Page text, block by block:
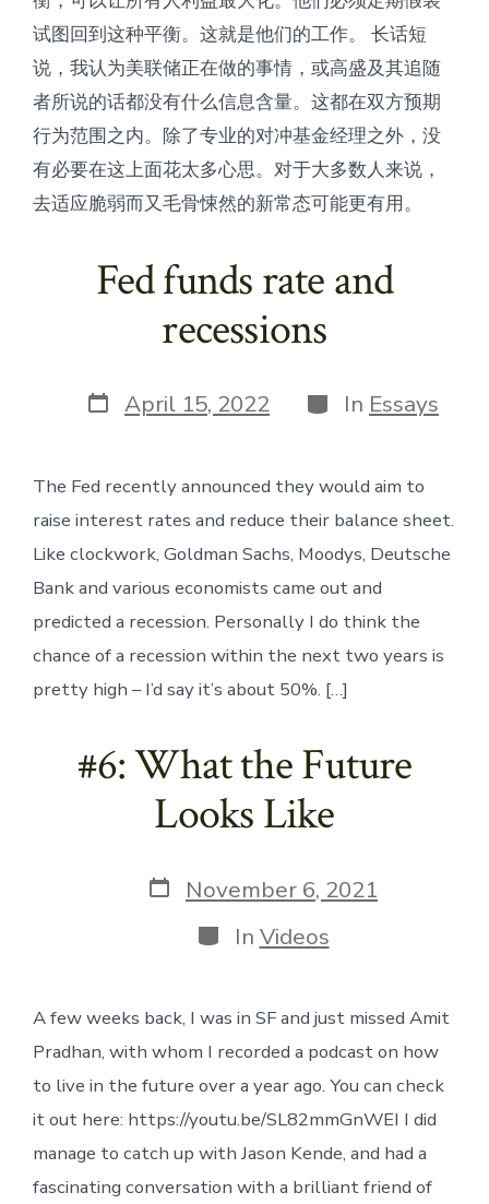
试图回到这种平衡。这就是他们的工作。 长话短
说，我认为美联储正在做的事情，或高盛及其追随
者所说的话都没有什么信息含量。这都在双方预期
行为范围之内。除了专业的对冲基金经理之外，没
有必要在这上面花太多心思。对于大多数人来说，
去适应脆弱而又毛骨悚然的新常态可能更有用。
Fed funds rate and
recessions
Post
date
April 15, 2022 Categories
In Essays
The Fed recently announced they would aim to
raise interest rates and reduce their balance sheet.
Like clockwork, Goldman Sachs, Moodys, Deutsche
Bank and various economists came out and
predicted a recession. Personally I do think the
chance of a recession within the next two years is
pretty high – I’d say it’s about 50%. […]
#6: What the Future
Looks Like
Post
date
November 6, 2021
Categories
In Videos
A few weeks back, I was in SF and just missed Amit
Pradhan, with whom I recorded a podcast on how
to live in the future over a year ago. You can check
it out here: https://youtu.be/SL82mmGnWEI I did
manage to catch up with Jason Kende, and had a
fascinating conversation with a brilliant friend of